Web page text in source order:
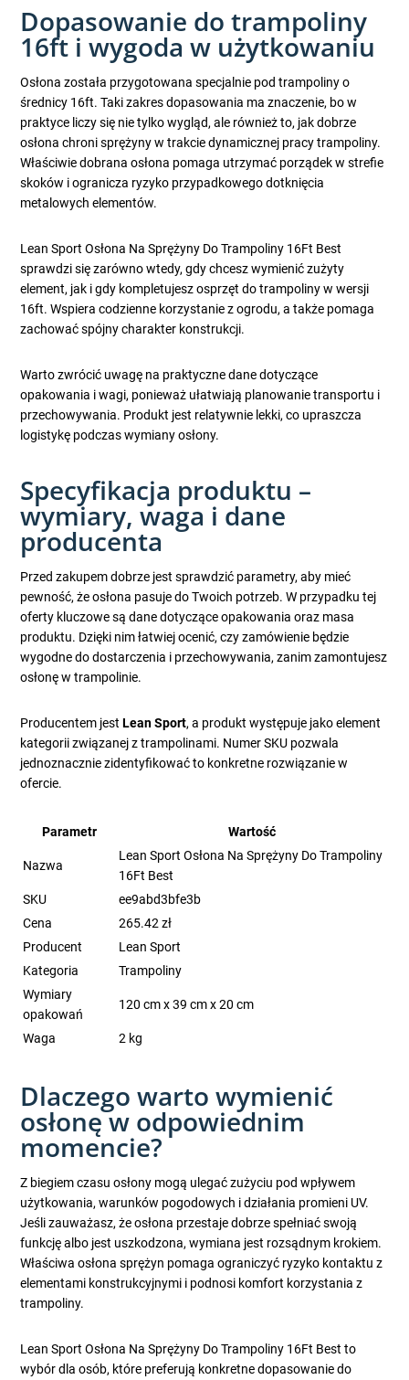
Dopasowanie do trampoliny
16ft i wygoda w użytkowaniu
Osłona została przygotowana specjalnie pod trampoliny o
średnicy 16ft. Taki zakres dopasowania ma znaczenie, bo w
praktyce liczy się nie tylko wygląd, ale również to, jak dobrze
osłona chroni sprężyny w trakcie dynamicznej pracy trampoliny.
Właściwie dobrana osłona pomaga utrzymać porządek w strefie
skoków i ogranicza ryzyko przypadkowego dotknięcia
metalowych elementów.
Lean Sport Osłona Na Sprężyny Do Trampoliny 16Ft Best
sprawdzi się zarówno wtedy, gdy chcesz wymienić zużyty
element, jak i gdy kompletujesz osprzęt do trampoliny w wersji
16ft. Wspiera codzienne korzystanie z ogrodu, a także pomaga
zachować spójny charakter konstrukcji.
Warto zwrócić uwagę na praktyczne dane dotyczące
opakowania i wagi, ponieważ ułatwiają planowanie transportu i
przechowywania. Produkt jest relatywnie lekki, co upraszcza
logistykę podczas wymiany osłony.
Specyfikacja produktu –
wymiary, waga i dane
producenta
Przed zakupem dobrze jest sprawdzić parametry, aby mieć
pewność, że osłona pasuje do Twoich potrzeb. W przypadku tej
oferty kluczowe są dane dotyczące opakowania oraz masa
produktu. Dzięki nim łatwiej ocenić, czy zamówienie będzie
wygodne do dostarczenia i przechowywania, zanim zamontujesz
osłonę w trampolinie.
Producentem jestLean Sport, a produkt występuje jako element
kategorii związanej z trampolinami. Numer SKU pozwala
jednoznacznie zidentyfikować to konkretne rozwiązanie w
ofercie.
Parametr Wartość
Nazwa
Lean Sport Osłona Na Sprężyny Do Trampoliny
16Ft Best
SKU
ee9abd3bfe3b
Cena
265.42 zł
Producent
Lean Sport
Kategoria
Trampoliny
Wymiary
opakowań
120 cm x 39 cm x 20 cm
Waga 2 kg
Dlaczego warto wymienić
osłonę w odpowiednim
momencie?
Z biegiem czasu osłony mogą ulegać zużyciu pod wpływem
użytkowania, warunków pogodowych i działania promieni UV.
Jeśli zauważasz, że osłona przestaje dobrze spełniać swoją
funkcję albo jest uszkodzona, wymiana jest rozsądnym krokiem.
Właściwa osłona sprężyn pomaga ograniczyć ryzyko kontaktu z
elementami konstrukcyjnymi i podnosi komfort korzystania z
trampoliny.
Lean Sport Osłona Na Sprężyny Do Trampoliny 16Ft Best to
wybór dla osób, które preferują konkretne dopasowanie do